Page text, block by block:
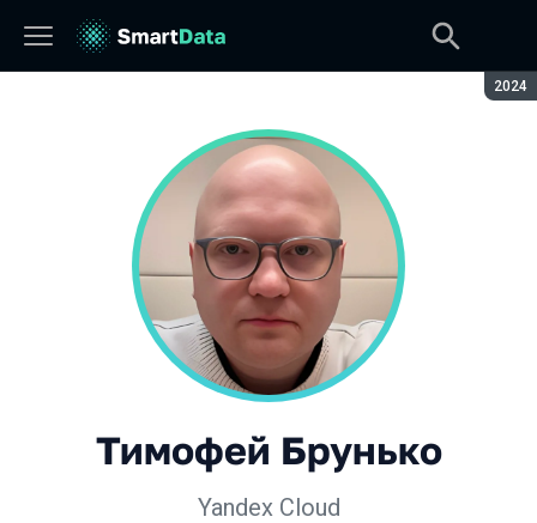
2024
Тимофей Брунько
Yandex Cloud